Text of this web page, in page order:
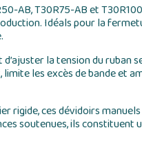
AB, T30R75-AB et
Idéals pour la
la tension du ruban
les excès de bande et
rigide, ces dévidoirs
soutenues, ils constituent